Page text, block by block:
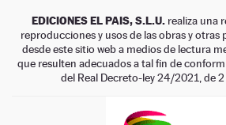
EDICIONES EL PAIS, S.L.U. realiza una
reproducciones y usos de las obras y otras
desde este sitio web a medios de lectura
que resulten adecuados a tal fin de
del Real Decreto-ley 24/2021, de